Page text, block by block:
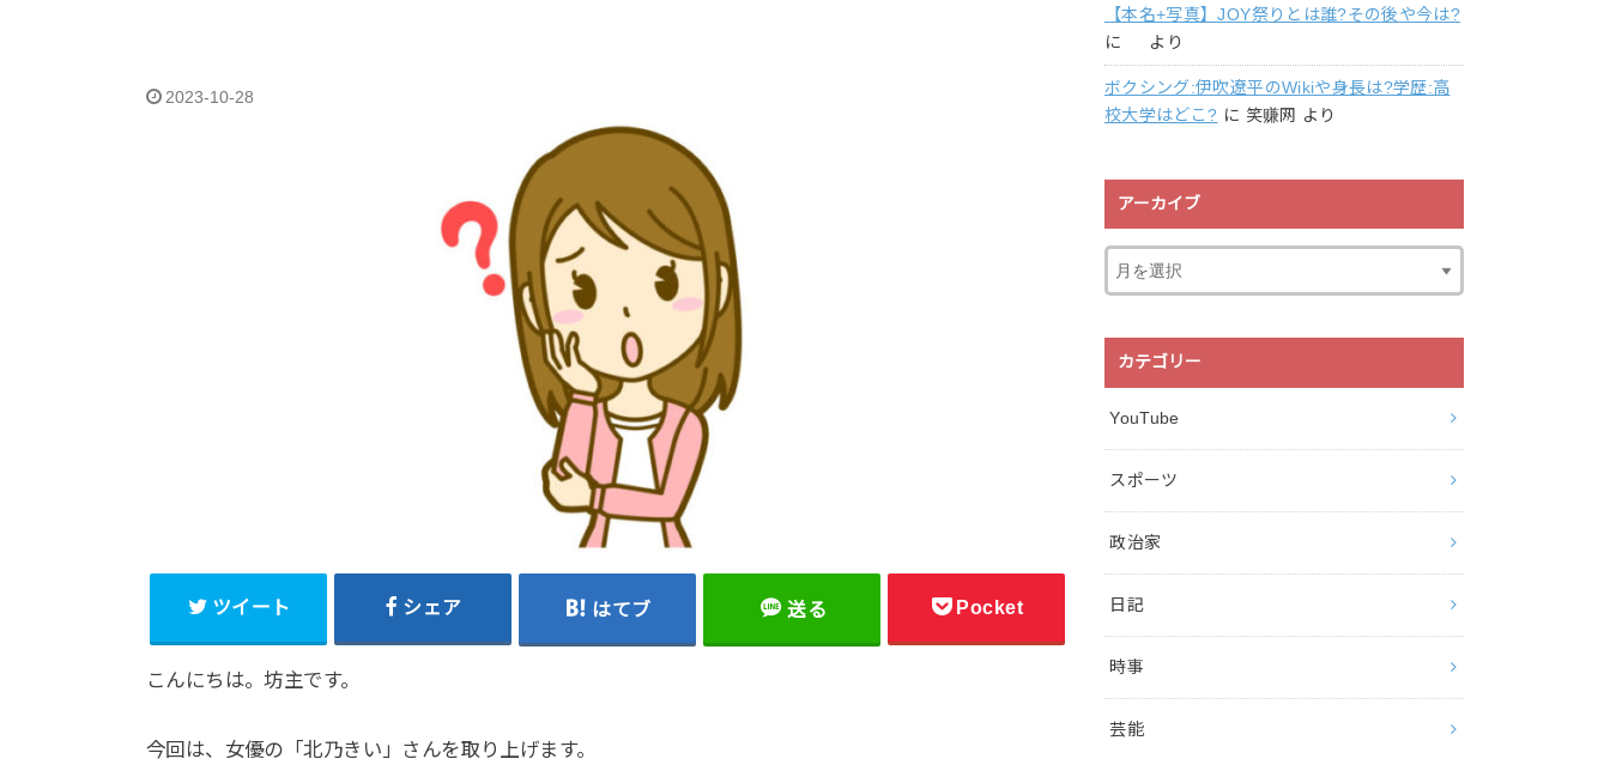
2023-10-28
ツイート シェア はてブ 送る Pocket
こんにちは。坊主です。
今回は、女優の「北乃きい」さんを取り上げます。
【本名+写真】JOY祭りとは誰?その後や今は?
に
より
ボクシング:伊吹遼平のWikiや身長は?学歴:高
校大学はどこ? に 笑赚网 より
アーカイブ
カテゴリー
YouTube
スポーツ
政治家
日記
時事
芸能